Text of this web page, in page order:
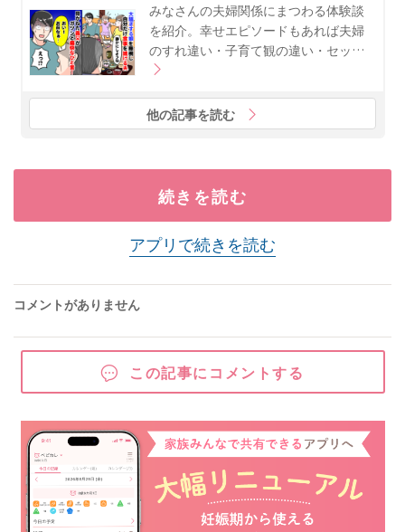
みなさんの夫婦関係にまつわる体験談
を紹介。幸せエピソードもあれば夫婦
のすれ違い・子育て観の違い・セッ…
他の記事を読む
続きを読む
アプリで続きを読む
コメントがありません
この記事にコメントする